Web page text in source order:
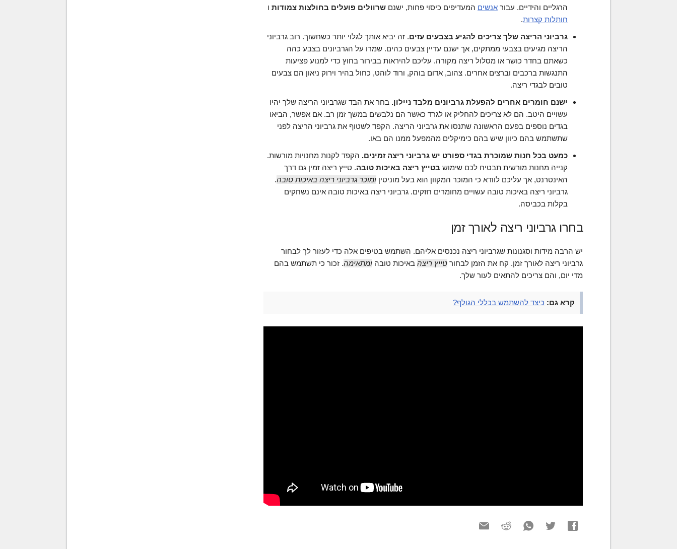
הרגליים והידיים. עבור אנשים המעדיפים כיסוי פחות, ישנם שרוולים פועלים בחולצות צמודות ו
חותלות קצרות.
גרביוני הריצה שלך צריכים להגיע בצבעים עזים. זה יביא אותך לגלוי יותר כשחשוך. רוב גרביוני
הריצה מגיעים בצבעי ממתקים, אך ישנם עדיין צבעים כהים. שמרו על הגרביונים בצבע כהה
כשאתם בחדר כושר או מסלול ריצה מקורה. עליכם להיראות בבירור בחוץ כדי למנוע פציעות
התנגשות ברכבים וברצים אחרים. צהוב, אדום בוהק, ורוד לוהט, כחול בהיר וירוק ניאון הם צבעים
טובים לבגדי ריצה.
ישנם חומרים אחרים להפעלת גרביונים מלבד ניילון. בחר את הבד שגרביוני הריצה שלך יהיו
עשויים היטב. הם לא צריכים להחליק או לגרד כאשר הם נלבשים במשך זמן רב. אם אפשר, הביאו
בגדים נוספים בפעם הראשונה שתנסו את גרביוני הריצה. הקפד לשטוף את גרביוני הריצה לפני
שתשתמש בהם כיוון שיש בהם כימיקלים מהמפעל ממנו הם באו.
כמעט בכל חנות שמוכרת בגדי ספורט יש גרביוני ריצה זמינים. הקפד לקנות מחנויות מורשות.
קנייה מחנות מורשית תבטיח לכם שימוש בטייץ ריצה באיכות טובה. טייץ ריצה זמין גם דרך
האינטרנט, אך עליכם לוודא כי המוכר המקוון הוא בעל מוניטין ומוכר גרביוני ריצה באיכות טובה.
גרביוני ריצה באיכות טובה עשויים מחומרים חזקים. גרביוני ריצה באיכות טובה אינם נשחקים
בקלות בכביסה.
בחרו גרביוני ריצה לאורך זמן
יש הרבה מידות וסגנונות שגרביוני ריצה נכנסים אליהם. השתמש בטיפים אלה כדי לעזור לך לבחור
גרביוני ריצה לאורך זמן. קח את הזמן לבחור טייץ ריצה באיכות טובה ומתאימה. זכור כי תשתמש בהם
מדי יום, והם צריכים להתאים לעור שלך.
קרא גם: כיצד להשתמש בכללי הגולף?